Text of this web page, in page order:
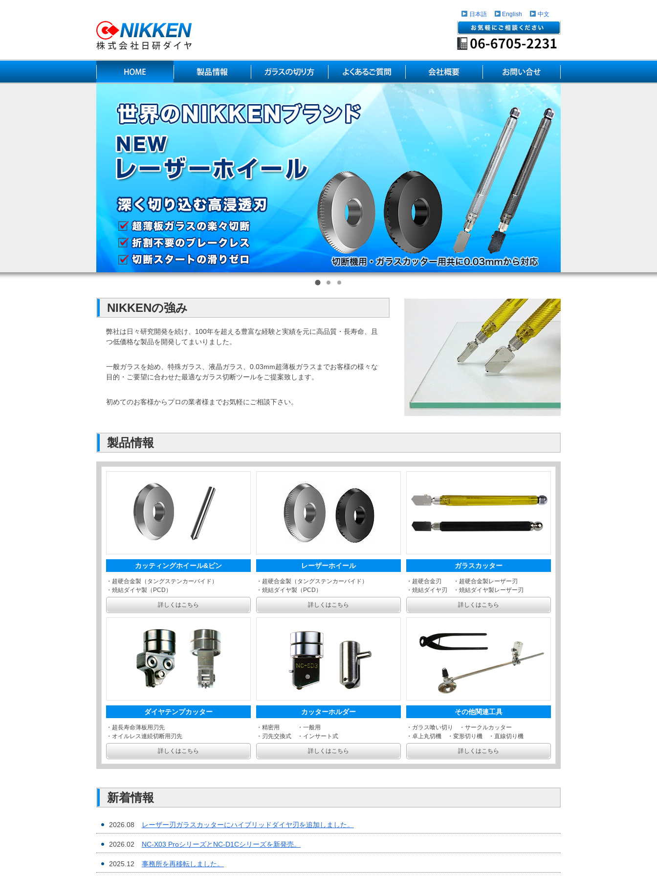
日本語 English 中文
カッティングホイール&ピン
レーザーホイール
ガラスカッター
ダイヤテンプカッター
カッターホルダー
その他関連工具
NIKKENの強み
弊社は日々研究開発を続け、100年を超える豊富な経験と実績を元に高品質・長寿命、且
つ低価格な製品を開発してまいりました。
一般ガラスを始め、特殊ガラス、液晶ガラス、0.03mm超薄板ガラスまでお客様の様々な
目的・ご要望に合わせた最適なガラス切断ツールをご提案致します。
初めてのお客様からプロの業者様までお気軽にご相談下さい。
製品情報
カッティングホイール&ピン
・超硬合金製（タングステンカーバイド）
・焼結ダイヤ製（PCD）
詳しくはこちら
レーザーホイール
・超硬合金製（タングステンカーバイド）
・焼結ダイヤ製（PCD）
詳しくはこちら
ガラスカッター
・超硬合金刃 ・超硬合金製レーザー刃
・焼結ダイヤ刃 ・焼結ダイヤ製レーザー刃
詳しくはこちら
ダイヤテンプカッター
・超長寿命薄板用刃先
・オイルレス連続切断用刃先
詳しくはこちら
カッターホルダー
・精密用 ・一般用
・刃先交換式 ・インサート式
詳しくはこちら
その他関連工具
・ガラス喰い切り ・サークルカッター
・卓上丸切機 ・変形切り機 ・直線切り機
詳しくはこちら
新着情報
2026.08 レーザー刃ガラスカッターにハイブリッドダイヤ刃を追加しました。
2026.02 NC-X03 ProシリーズとNC-D1Cシリーズを新発売。
2025.12 事務所を再移転しました。